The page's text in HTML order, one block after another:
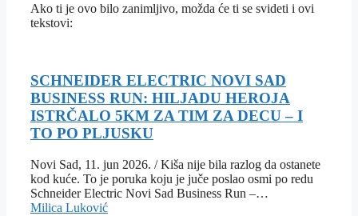
Ako ti je ovo bilo zanimljivo, možda će ti se svideti i ovi
tekstovi:
SCHNEIDER ELECTRIC NOVI SAD
BUSINESS RUN: HILJADU HEROJA
ISTRČALO 5KM ZA TIM ZA DECU – I
TO PO PLJUSKU
Novi Sad, 11. jun 2026. / Kiša nije bila razlog da ostanete
kod kuće. To je poruka koju je juče poslao osmi po redu
Schneider Electric Novi Sad Business Run –…
Milica Luković